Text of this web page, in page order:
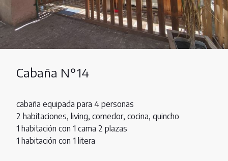
Cabaña N°14
cabaña equipada para 4 personas
2 habitaciones, living, comedor, cocina, quincho
1 habitación con 1 cama 2 plazas
1 habitación con 1 litera